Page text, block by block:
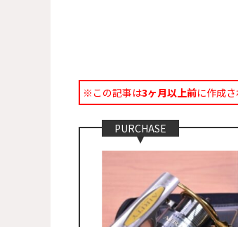
※この記事は3ヶ月以上前に作成
PURCHASE